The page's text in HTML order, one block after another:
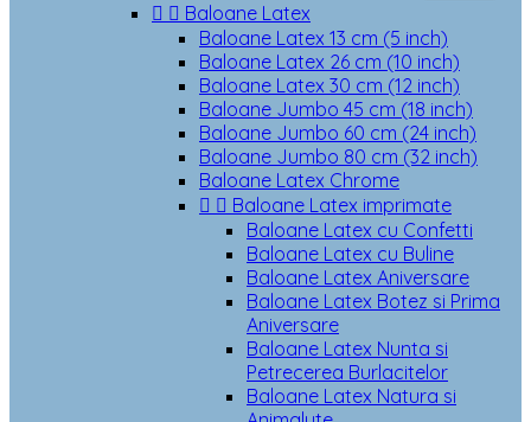
  Baloane Latex
Baloane Latex 13 cm (5 inch)
Baloane Latex 26 cm (10 inch)
Baloane Latex 30 cm (12 inch)
Baloane Jumbo 45 cm (18 inch)
Baloane Jumbo 60 cm (24 inch)
Baloane Jumbo 80 cm (32 inch)
Baloane Latex Chrome
  Baloane Latex imprimate
Baloane Latex cu Confetti
Baloane Latex cu Buline
Baloane Latex Aniversare
Baloane Latex Botez si Prima
Aniversare
Baloane Latex Nunta si
Petrecerea Burlacitelor
Baloane Latex Natura si